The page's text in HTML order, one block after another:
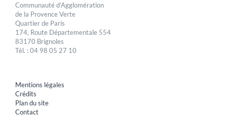
Communauté d’Agglomération
de la Provence Verte
Quartier de Paris
174, Route Départementale 554
83170 Brignoles
Tél. : 04 98 05 27 10
Mentions légales
Crédits
Plan du site
Contact